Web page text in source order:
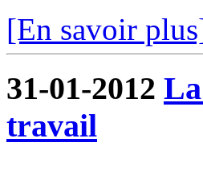
[En savoir
31-01-2012
travail